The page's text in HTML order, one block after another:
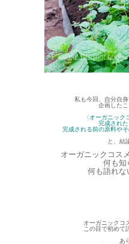
私も今回、自分自
企画した
〈オーガニック
完成され
完成される前の原料や
と、結
オーガニックコス
何も知
何も語れな
オーガニックコ
この目で初めて
あ